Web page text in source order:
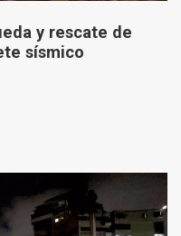
y rescate de
sísmico